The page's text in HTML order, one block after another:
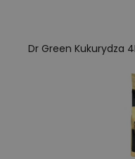
Dr Green Kukurydza